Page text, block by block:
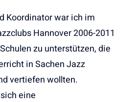
Koordinator war ich im
Hannover 2006-2011
zu unterstützen, die
in Sachen Jazz
vertiefen wollten.
eine